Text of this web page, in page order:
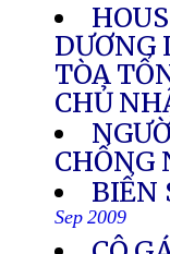
DƯƠNG
TÒA
CHỦ
CHỐNG
BIỂN
Sep 2009